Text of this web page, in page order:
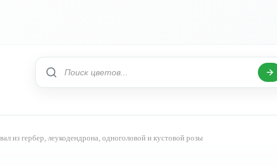
из гербер, леукодендрона, одноголовой и кустовой розы